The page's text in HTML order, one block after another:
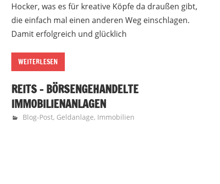
Hocker, was es für kreative Köpfe da draußen gibt,
die einfach mal einen anderen Weg einschlagen.
Damit erfolgreich und glücklich
WEITERLESEN
REITS – BÖRSENGEHANDELTE
IMMOBILIENANLAGEN
4. Februar 2018
Finanzglück
Blog-Post, Geldanlage, Immobilien